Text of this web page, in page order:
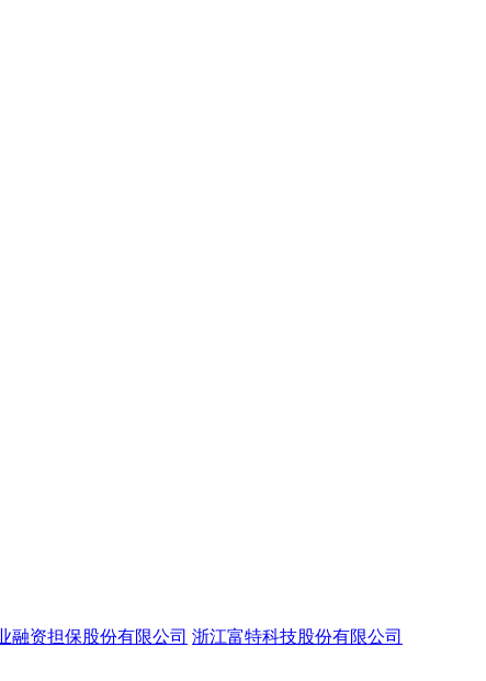
融资担保股份有限公司 浙江富特科技股份有限公司